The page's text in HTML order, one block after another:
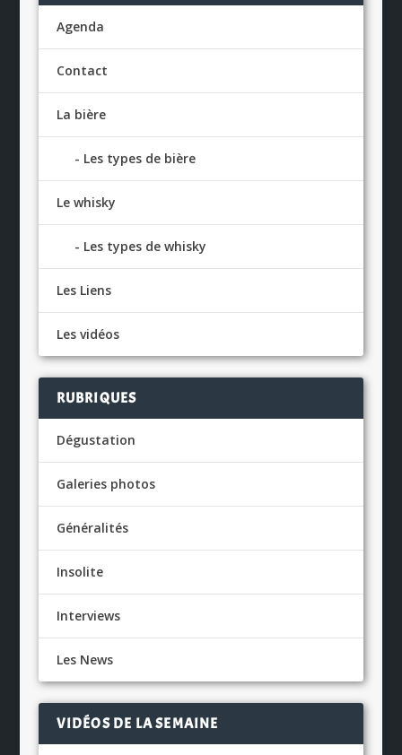
Agenda
Contact
La bière
Les types de bière
Le whisky
Les types de whisky
Les Liens
Les vidéos
RUBRIQUES
Dégustation
Galeries photos
Généralités
Insolite
Interviews
Les News
VIDÉOS DE LA SEMAINE